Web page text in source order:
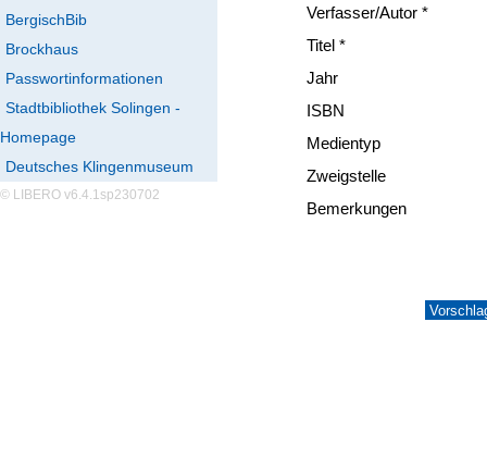
BergischBib
Brockhaus
Passwortinformationen
Stadtbibliothek Solingen -
Homepage
Deutsches Klingenmuseum
© LIBERO v6.4.1sp230702
Verfasser/Autor *
Titel *
Jahr
ISBN
Medientyp
Zweigstelle
Bemerkungen